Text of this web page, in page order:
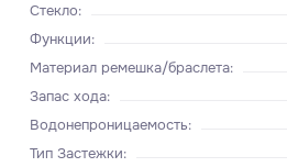
Стекло:
Функции:
Материал ремешка/браслета:
Запас хода:
Водонепроницаемость:
Тип Застежки: